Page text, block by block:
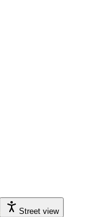
Street view